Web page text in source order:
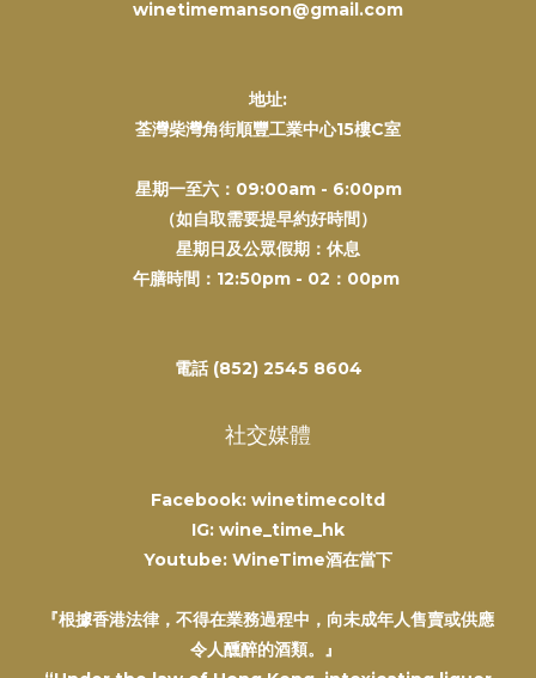
winetimemanson@gmail.com
地址:
荃灣柴灣角街順豐工業中心15樓C室
星期一至六：09:00am - 6:00pm
（如自取需要提早約好時間）
星期日及公眾假期：休息
午膳時間：12:50pm - 02：00pm
電話 (852) 2545 8604
社交媒體
Facebook: winetimecoltd
IG: wine_time_hk
Youtube: WineTime酒在當下
『根據香港法律，不得在業務過程中，向未成年人售賣或供應
令人醺醉的酒類。』